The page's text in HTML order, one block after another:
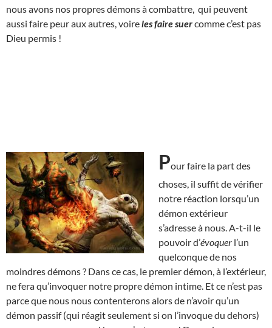
nous avons nos propres démons à combattre, qui peuvent
aussi faire peur aux autres, voireles faire suercomme c’est pas
Dieu permis !
Pour faire la part des
choses, il suffit de vérifier
notre réaction lorsqu’un
démon extérieur
s’adresse à nous. A-t-il le
pouvoir d’évoquer l’un
quelconque de nos
moindres démons ? Dans ce cas, le premier démon, à l’extérieur,
ne fera qu’invoquer notre propre démon intime. Et ce n’est pas
parce que nous nous contenterons alors de n’avoir qu’un
démon passif (qui réagit seulement si on l’invoque du dehors)